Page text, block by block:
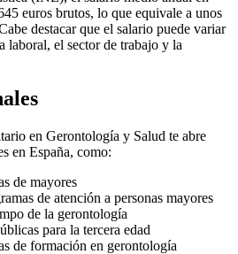
euros brutos, lo que equivale a unos
destacar que el salario puede variar
laboral, el sector de trabajo y la
en Gerontología y Salud te abre
en España, como:
de mayores
de atención a personas mayores
de la gerontología
para la tercera edad
de formación en gerontología